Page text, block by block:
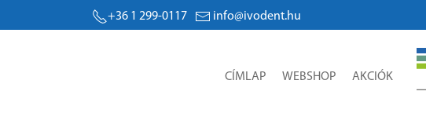
+36 1 299-0117 info@ivodent.hu
CÍMLAP WEBSHOP AKCIÓK